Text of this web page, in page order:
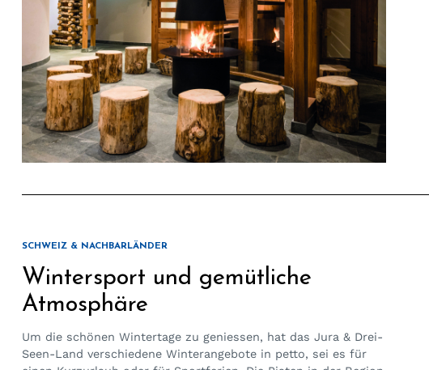
SCHWEIZ & NACHBARLÄNDER
Wintersport und gemütliche
Atmosphäre
Um die schönen Wintertage zu geniessen, hat das Jura & Drei-
Seen-Land verschiedene Winterangebote in petto, sei es für